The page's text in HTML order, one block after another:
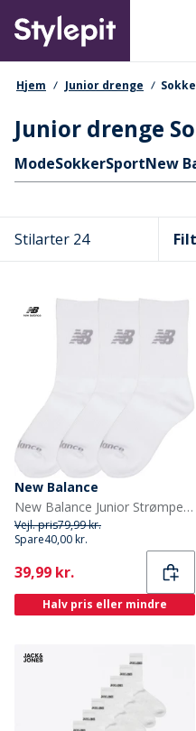
main
content
Primary
navigationssti
Hjem Junior drenge
Junior drenge
Hurtige links
ModeSokkerSportNew
Stilarter 24
New Balance
New Balance Junior Strømper med Polstring 3-pak Hvid
Vejl. pris79,99 kr.
Spare40,00 kr.
Current
39,99 kr.
Halv pris eller mindre